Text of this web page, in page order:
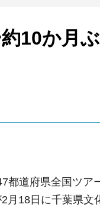
10か月
都道府県全国ツア
月18日に千葉県文